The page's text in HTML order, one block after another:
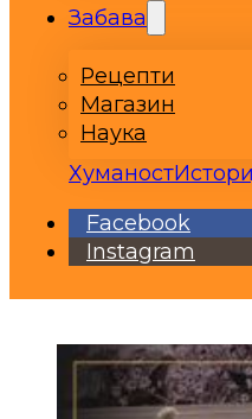
Забава
Рецепти
Магазин
Наука
Хуманост
Facebook
Instagram